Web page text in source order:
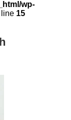
wp-
15